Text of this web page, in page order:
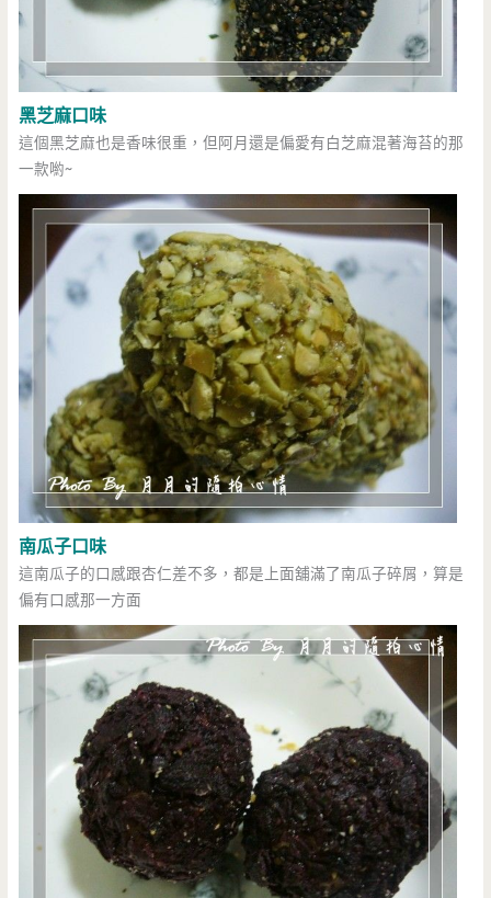
黑芝麻口味
這個黑芝麻也是香味很重，但阿月還是偏愛有白芝麻混著海苔的那
一款喲~
南瓜子口味
這南瓜子的口感跟杏仁差不多，都是上面舖滿了南瓜子碎屑，算是
偏有口感那一方面